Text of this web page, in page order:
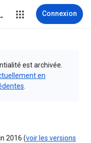
d’utilisation Connexion
est archivée.
en
2016 (voir les versions